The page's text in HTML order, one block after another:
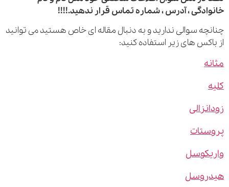
، آدرس ، شماره تماس قرار ندهید.!!!!
سوالی ندارید و به دنبال مقاله ای خاص هستید می توانید
های زیر استفاده کنید: